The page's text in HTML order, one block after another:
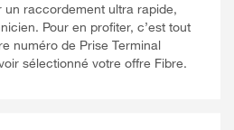
un raccordement ultra rapide,
Pour en profiter, c’est tout
numéro de Prise Terminal
sélectionné votre offre Fibre.